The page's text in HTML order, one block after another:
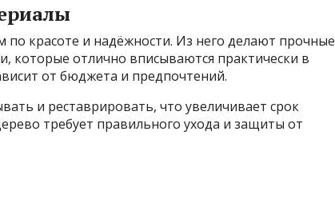
по красоте и надёжности. Из него делают прочные
которые отлично вписываются практически в
от бюджета и предпочтений.
и реставрировать, что увеличивает срок
требует правильного ухода и защиты от